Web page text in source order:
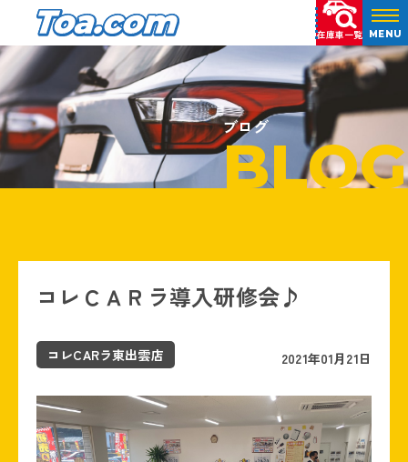
在庫車一覧 MENU
ブログ
BLOG
コレＣＡＲラ導入研修会♪
コレCARラ東出雲店 2021年01月21日